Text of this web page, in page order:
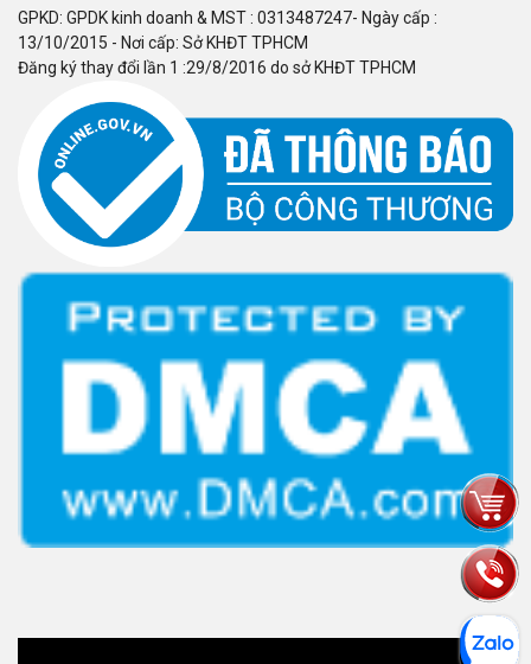
GPKD: GPDK kinh doanh & MST : 0313487247- Ngày cấp :
13/10/2015 - Nơi cấp: Sở KHĐT TPHCM
Đăng ký thay đổi lần 1 :29/8/2016 do sở KHĐT TPHCM